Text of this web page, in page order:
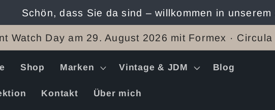
Schön, dass Sie da sind – willkommen in unserem
Watch Day am 29. August 2026 mit Formex · Circula
Shop Marken Vintage & JDM Blog
Kontakt Über mich